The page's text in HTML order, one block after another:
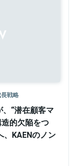
戦略
“潜在顧客マ
的欠陥をつ
、KAENのノン